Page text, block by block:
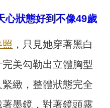
心狀態好到不像49歲
照 ，只見她穿著黑白
完美勾勒出立體胸型
緻，整體狀態完全
墨鏡，對著鏡頭露